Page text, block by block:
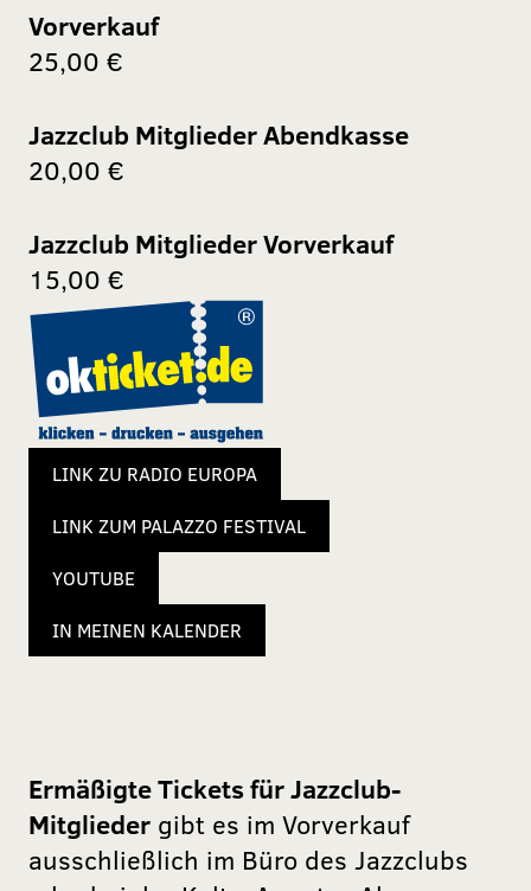
Vorverkauf
25,00 €
Jazzclub Mitglieder Abendkasse
20,00 €
Jazzclub Mitglieder Vorverkauf
15,00 €
LINK ZU RADIO EUROPA
LINK ZUM PALAZZO FESTIVAL
YOUTUBE
IN MEINEN KALENDER
Ermäßigte Tickets für Jazzclub-
Mitglieder gibt es im Vorverkauf
ausschließlich im Büro des Jazzclubs